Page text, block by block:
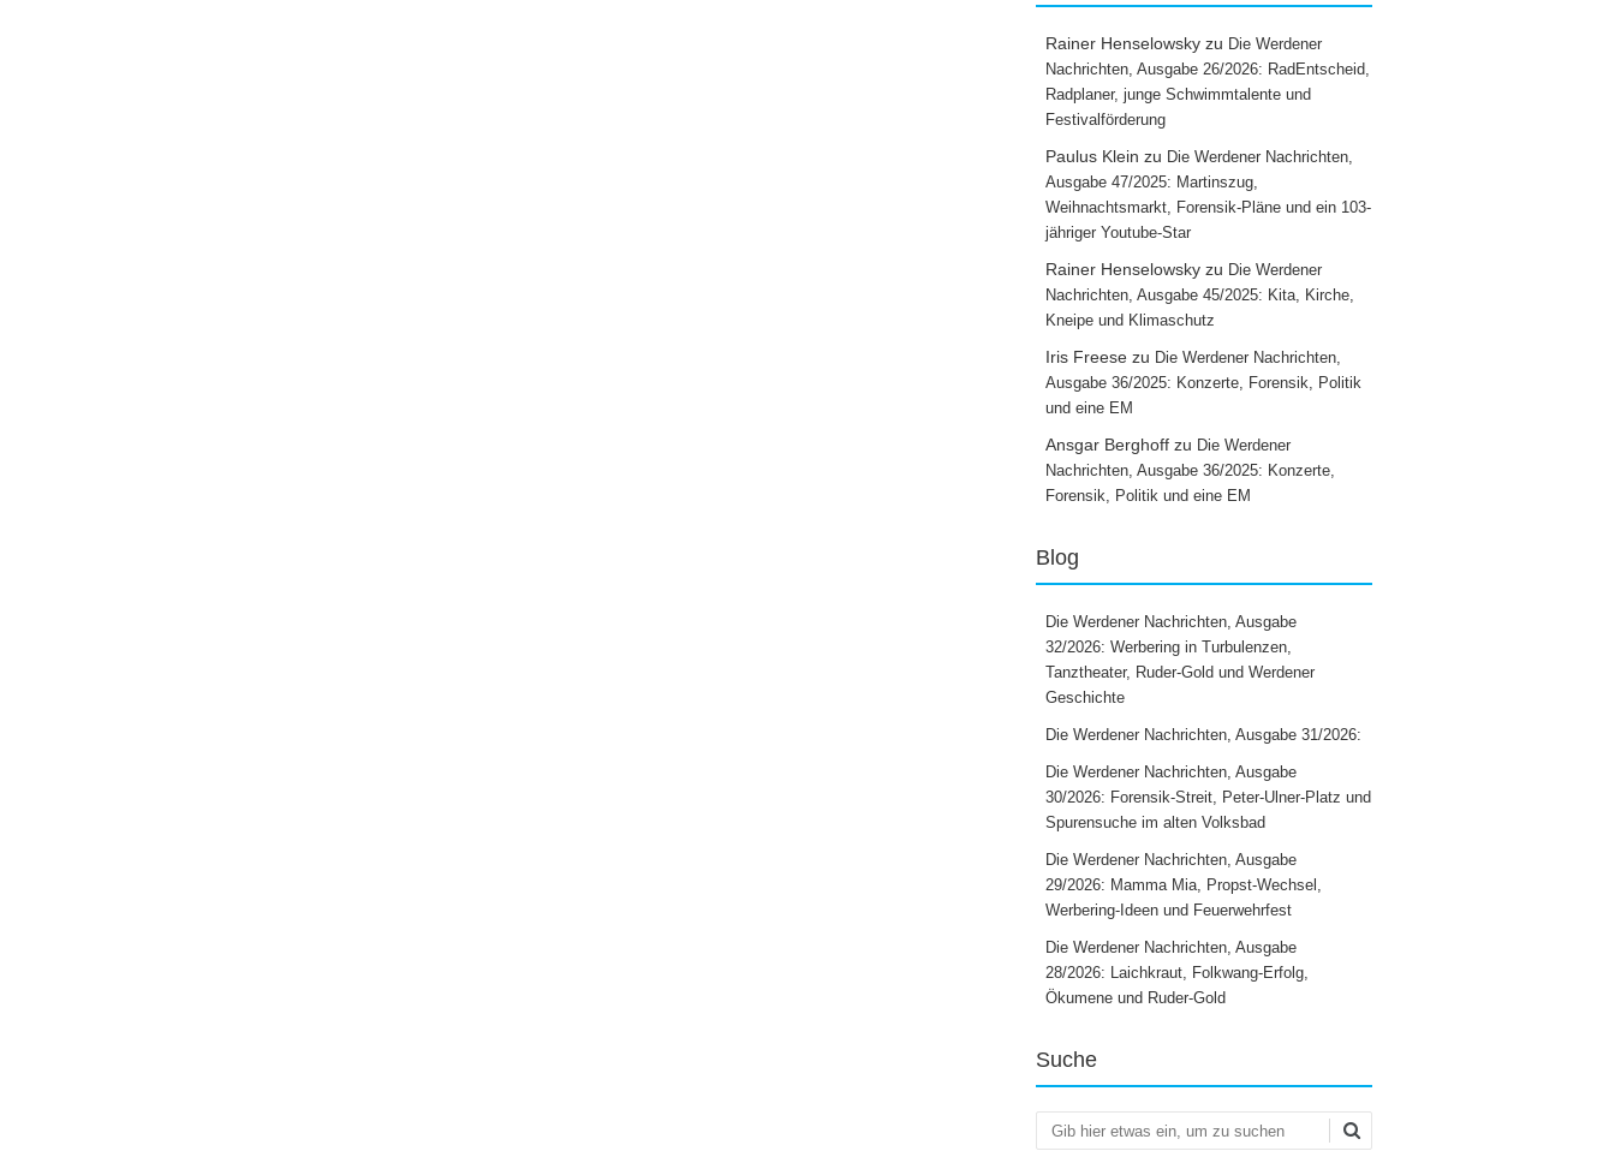
Rainer Henselowsky zu Die Werdener
Nachrichten, Ausgabe 26/2026: RadEntscheid,
Radplaner, junge Schwimmtalente und
Festivalförderung
Paulus Klein zu Die Werdener Nachrichten,
Ausgabe 47/2025: Martinszug,
Weihnachtsmarkt, Forensik-Pläne und ein 103-
jähriger Youtube-Star
Rainer Henselowsky zu Die Werdener
Nachrichten, Ausgabe 45/2025: Kita, Kirche,
Kneipe und Klimaschutz
Iris Freese zu Die Werdener Nachrichten,
Ausgabe 36/2025: Konzerte, Forensik, Politik
und eine EM
Ansgar Berghoff zu Die Werdener
Nachrichten, Ausgabe 36/2025: Konzerte,
Forensik, Politik und eine EM
Blog
Die Werdener Nachrichten, Ausgabe
32/2026: Werbering in Turbulenzen,
Tanztheater, Ruder-Gold und Werdener
Geschichte
Die Werdener Nachrichten, Ausgabe 31/2026:
Die Werdener Nachrichten, Ausgabe
30/2026: Forensik-Streit, Peter-Ulner-Platz und
Spurensuche im alten Volksbad
Die Werdener Nachrichten, Ausgabe
29/2026: Mamma Mia, Propst-Wechsel,
Werbering-Ideen und Feuerwehrfest
Die Werdener Nachrichten, Ausgabe
28/2026: Laichkraut, Folkwang-Erfolg,
Ökumene und Ruder-Gold
Suche
Suchen